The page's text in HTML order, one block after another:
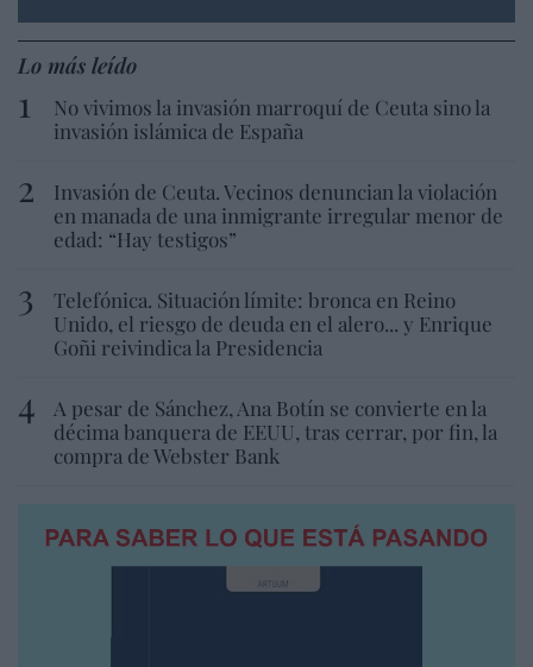
Lo más leído
No vivimos la invasión marroquí de Ceuta sino la
invasión islámica de España
Invasión de Ceuta. Vecinos denuncian la violación
en manada de una inmigrante irregular menor de
edad: “Hay testigos”
Telefónica. Situación límite: bronca en Reino
Unido, el riesgo de deuda en el alero... y Enrique
Goñi reivindica la Presidencia
A pesar de Sánchez, Ana Botín se convierte en la
décima banquera de EEUU, tras cerrar, por fin, la
compra de Webster Bank